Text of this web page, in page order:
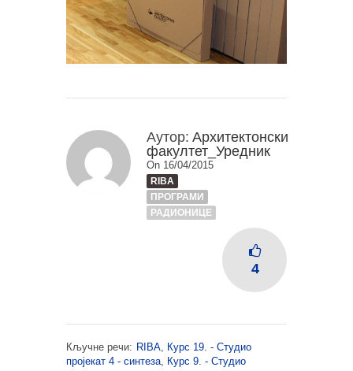
Аутор: Архитектонски
факултет_Уредник
On 16/04/2015
RIBA
ПРОГРАМИ
РАДИОНИЦЕ
4
Кључне речи: RIBA, Курс 19. - Студио
пројекат 4 - синтеза, Курс 9. - Студио